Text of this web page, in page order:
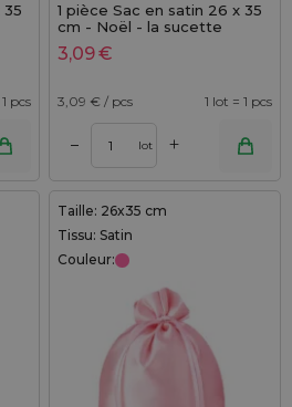
35
pcs
1 pièce Sac en satin 26 x 35
cm - Noël - la sucette
3,09€
3,09 € / pcs 1 lot = 1 pcs
– lot +
Taille: 26x35 cm
Tissu: Satin
Couleur: